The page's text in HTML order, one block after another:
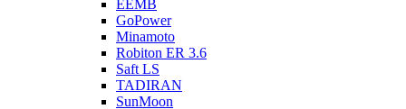
EEMB
GoPower
Minamoto
Robiton ER 3.6
Saft LS
TADIRAN
SunMoon